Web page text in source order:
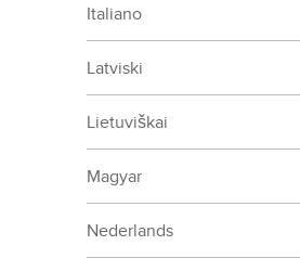
Italiano
Latviski
Lietuviškai
Magyar
Nederlands